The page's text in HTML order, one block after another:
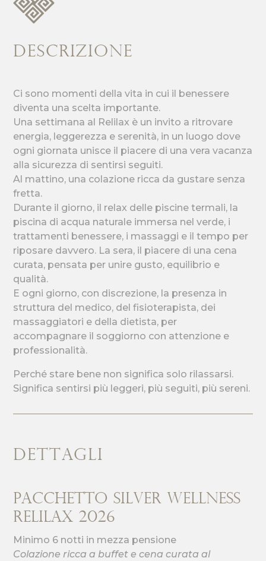
DESCRIZIONE
Ci sono momenti della vita in cui il benessere
diventa una scelta importante.
Una settimana al Relilax è un invito a ritrovare
energia, leggerezza e serenità, in un luogo dove
ogni giornata unisce il piacere di una vera vacanza
alla sicurezza di sentirsi seguiti.
Al mattino, una colazione ricca da gustare senza
fretta.
Durante il giorno, il relax delle piscine termali, la
piscina di acqua naturale immersa nel verde, i
trattamenti benessere, i massaggi e il tempo per
riposare davvero. La sera, il piacere di una cena
curata, pensata per unire gusto, equilibrio e
qualità.
E ogni giorno, con discrezione, la presenza in
struttura del medico, del fisioterapista, dei
massaggiatori e della dietista, per
accompagnare il soggiorno con attenzione e
professionalità.
Perché stare bene non significa solo rilassarsi.
Significa sentirsi più leggeri, più seguiti, più sereni.
DETTAGLI
Pacchetto Silver Wellness
Relilax 2026
Minimo 6 notti in mezza pensione
Colazione ricca a buffet e cena curata al